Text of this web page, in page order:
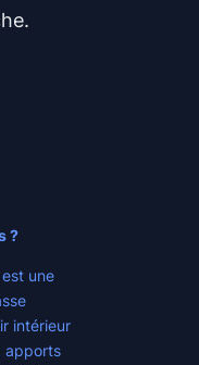
?
une
intérieur
apports